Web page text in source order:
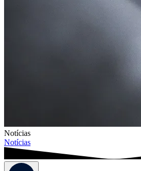
Notícias
Notícias